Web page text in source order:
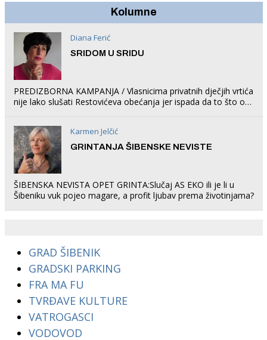
Kolumne
Diana Ferić
SRIDOM U SRIDU
PREDIZBORNA KAMPANJA / Vlasnicima privatnih dječjih vrtića
nije lako slušati Restovićeva obećanja jer ispada da to što oni
Karmen Jelčić
GRINTANJA ŠIBENSKE NEVISTE
ŠIBENSKA NEVISTA OPET GRINTA:Slučaj AS EKO ili je li u
Šibeniku vuk pojeo magare, a profit ljubav prema životinjama?
GRAD ŠIBENIK
GRADSKI PARKING
FRA MA FU
TVRĐAVE KULTURE
VATROGASCI
VODOVOD